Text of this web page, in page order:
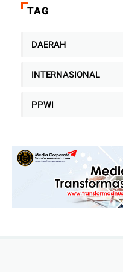
TAG
DAERAH
INTERNASIONAL
PPWI